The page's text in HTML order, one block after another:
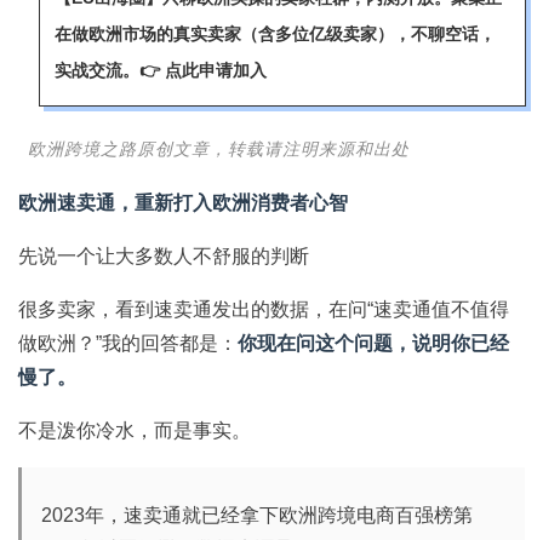
在做欧洲市场的真实卖家（含多位亿级卖家），不聊空话，
实战交流。 👉 点此申请加入
欧洲跨境之路原创文章，转载请注明来源和出处
欧洲速卖通，重新打入欧洲消费者心智
先说一个让大多数人不舒服的判断
很多卖家，看到速卖通发出的数据，在问“速卖通值不值得
做欧洲？”我的回答都是： 你现在问这个问题，说明你已经
慢了。
不是泼你冷水，而是事实。
2023年，速卖通就已经拿下欧洲跨境电商百强榜第